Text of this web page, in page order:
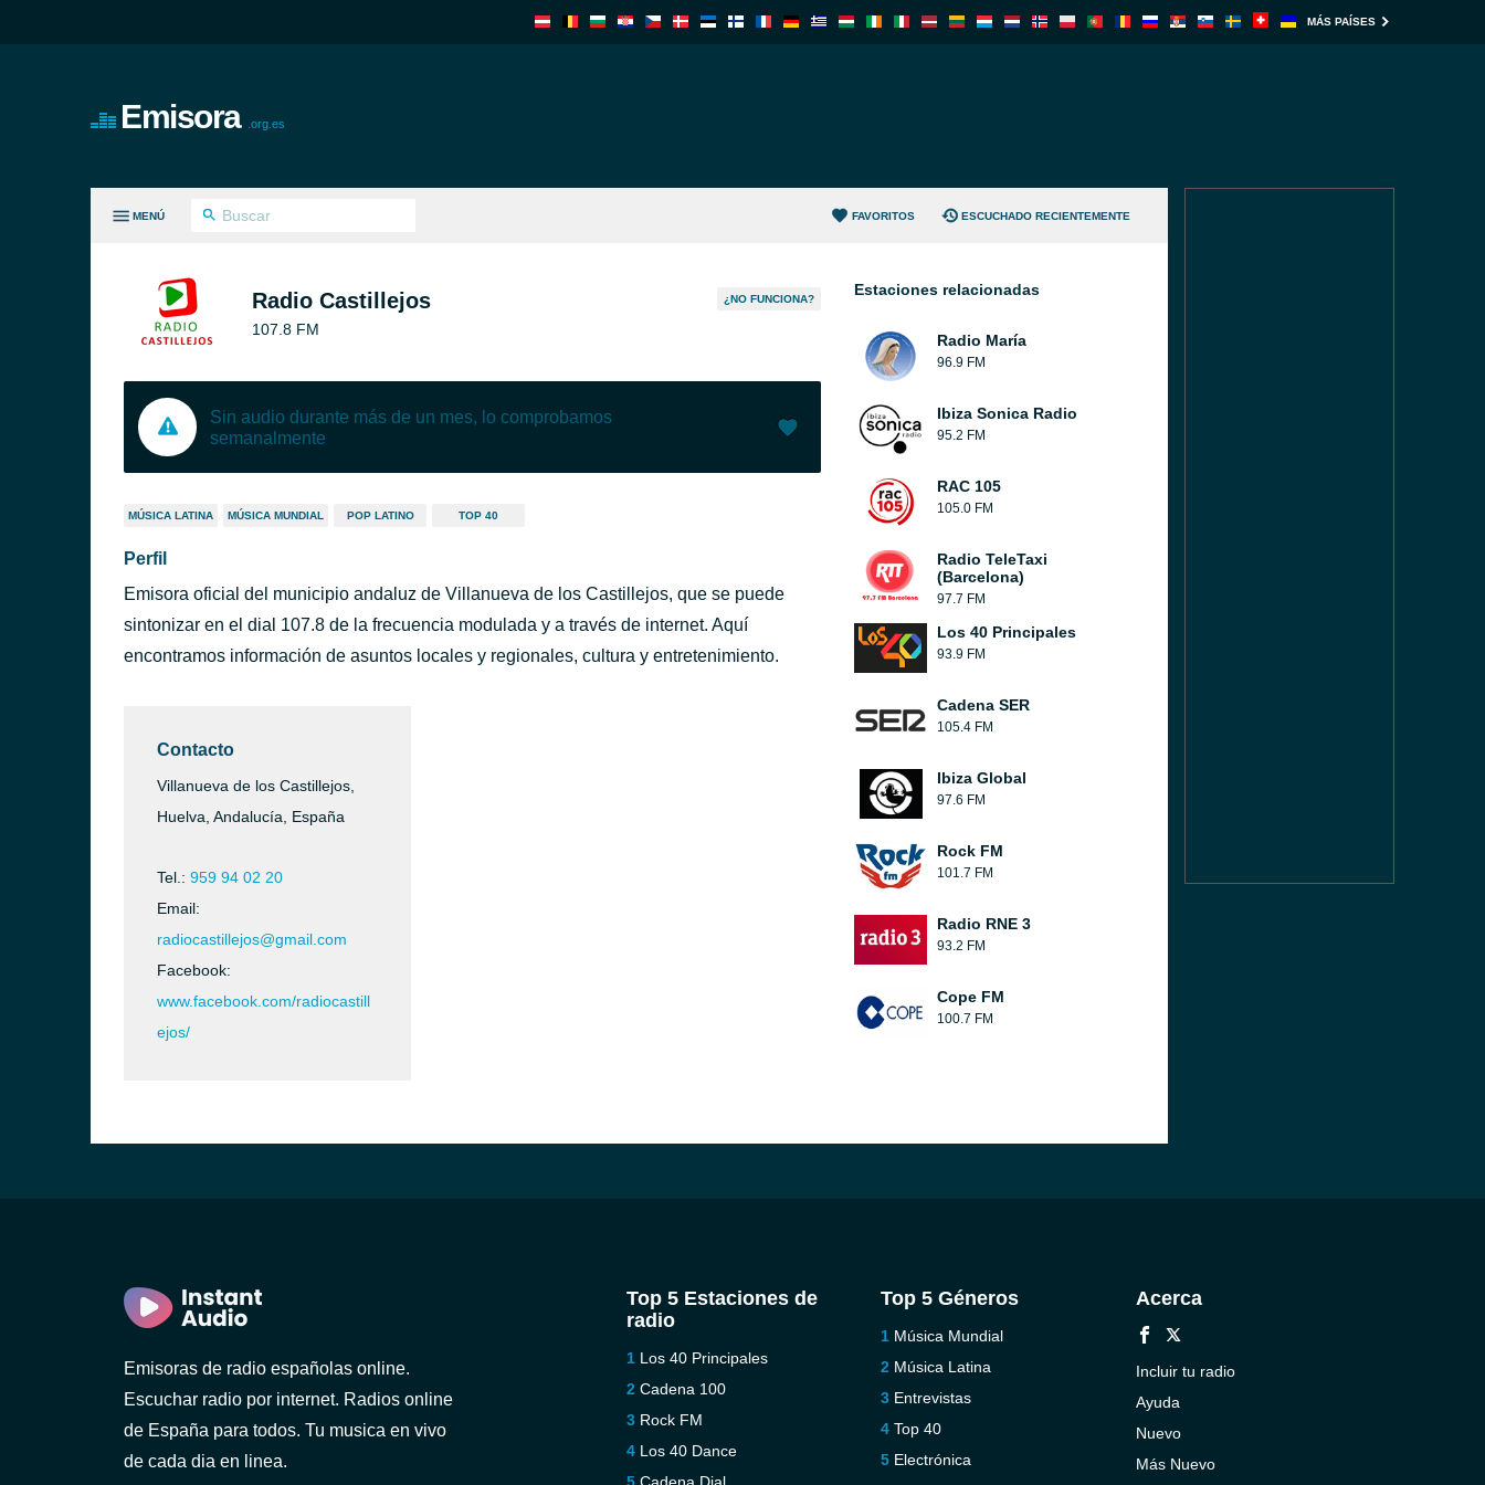
MÁS PAÍSES
Emisora .org.es
MENÚ FAVORITOS ESCUCHADO RECIENTEMENTE
Radio Castillejos
107.8 FM
¿NO FUNCIONA?
Sin audio durante más de un mes, lo comprobamos
semanalmente
MÚSICA LATINA MÚSICA MUNDIAL POP LATINO TOP 40
Perfil
Emisora oficial del municipio andaluz de Villanueva de los Castillejos, que se puede
sintonizar en el dial 107.8 de la frecuencia modulada y a través de internet. Aquí
encontramos información de asuntos locales y regionales, cultura y entretenimiento.
Contacto
Villanueva de los Castillejos,
Huelva, Andalucía, España
Tel.: 959 94 02 20
Email:
radiocastillejos@gmail.com
Facebook:
www.facebook.com/radiocastill
ejos/
Estaciones relacionadas
Radio María
96.9 FM
Ibiza Sonica Radio
95.2 FM
RAC 105
105.0 FM
Radio TeleTaxi
(Barcelona)
97.7 FM
Los 40 Principales
93.9 FM
Cadena SER
105.4 FM
Ibiza Global
97.6 FM
Rock FM
101.7 FM
Radio RNE 3
93.2 FM
Cope FM
100.7 FM
Emisoras de radio españolas online.
Escuchar radio por internet. Radios online
de España para todos. Tu musica en vivo
de cada dia en linea.
Top 5 Estaciones de
radio
Los 40 Principales
Cadena 100
Rock FM
Los 40 Dance
Top 5 Géneros
Música Mundial
Música Latina
Entrevistas
Top 40
Electrónica
Acerca
Incluir tu radio
Ayuda
Nuevo
Más Nuevo